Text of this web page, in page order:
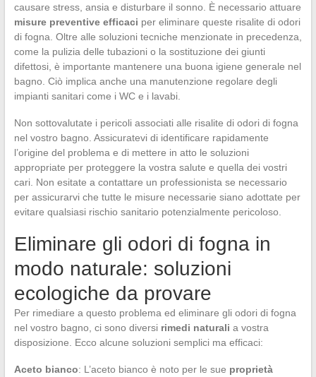
causare stress, ansia e disturbare il sonno. È necessario attuare
misure preventive efficaci per eliminare queste risalite di odori
di fogna. Oltre alle soluzioni tecniche menzionate in precedenza,
come la pulizia delle tubazioni o la sostituzione dei giunti
difettosi, è importante mantenere una buona igiene generale nel
bagno. Ciò implica anche una manutenzione regolare degli
impianti sanitari come i WC e i lavabi.
Non sottovalutate i pericoli associati alle risalite di odori di fogna
nel vostro bagno. Assicuratevi di identificare rapidamente
l’origine del problema e di mettere in atto le soluzioni
appropriate per proteggere la vostra salute e quella dei vostri
cari. Non esitate a contattare un professionista se necessario
per assicurarvi che tutte le misure necessarie siano adottate per
evitare qualsiasi rischio sanitario potenzialmente pericoloso.
Eliminare gli odori di fogna in
modo naturale: soluzioni
ecologiche da provare
Per rimediare a questo problema ed eliminare gli odori di fogna
nel vostro bagno, ci sono diversi rimedi naturali a vostra
disposizione. Ecco alcune soluzioni semplici ma efficaci:
Aceto bianco: L’aceto bianco è noto per le sue proprietà